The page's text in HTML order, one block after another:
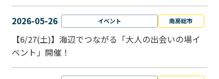
2026-05-26 イベント 南房総市
【6/27(土)】海辺でつながる「大人の出会いの場イ
ベント」開催！